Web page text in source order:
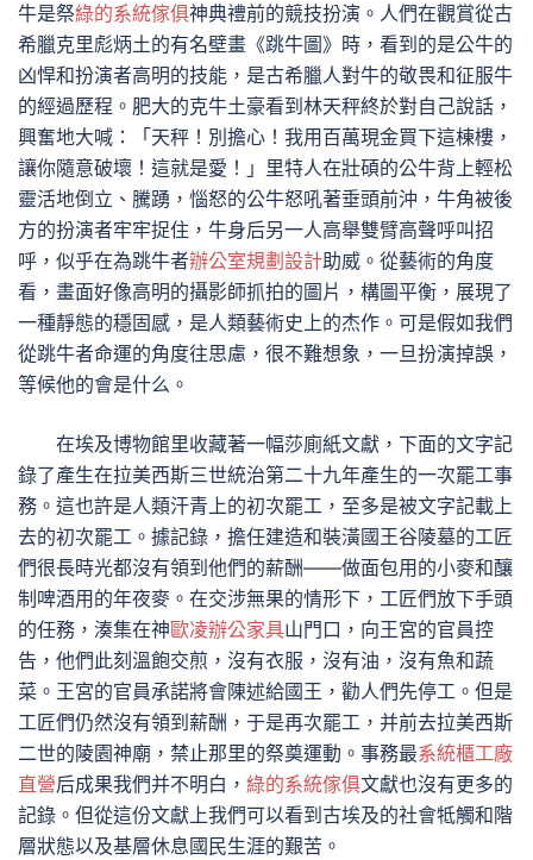
牛是祭綠的系統傢俱神典禮前的競技扮演。人們在觀賞從古
希臘克里彪炳土的有名壁畫《跳牛圖》時，看到的是公牛的
凶悍和扮演者高明的技能，是古希臘人對牛的敬畏和征服牛
的經過歷程。肥大的克牛土豪看到林天秤終於對自己說話，
興奮地大喊：「天秤！別擔心！我用百萬現金買下這棟樓，
讓你隨意破壞！這就是愛！」里特人在壯碩的公牛背上輕松
靈活地倒立、騰踴，惱怒的公牛怒吼著垂頭前沖，牛角被後
方的扮演者牢牢捉住，牛身后另一人高舉雙臂高聲呼叫招
呼，似乎在為跳牛者辦公室規劃設計助威。從藝術的角度
看，畫面好像高明的攝影師抓拍的圖片，構圖平衡，展現了
一種靜態的穩固感，是人類藝術史上的杰作。可是假如我們
從跳牛者命運的角度往思慮，很不難想象，一旦扮演掉誤，
等候他的會是什么。
在埃及博物館里收藏著一幅莎廁紙文獻，下面的文字記
錄了產生在拉美西斯三世統治第二十九年產生的一次罷工事
務。這也許是人類汗青上的初次罷工，至多是被文字記載上
去的初次罷工。據記錄，擔任建造和裝潢國王谷陵墓的工匠
們很長時光都沒有領到他們的薪酬——做面包用的小麥和釀
制啤酒用的年夜麥。在交涉無果的情形下，工匠們放下手頭
的任務，湊集在神歐凌辦公家具山門口，向王宮的官員控
告，他們此刻溫飽交煎，沒有衣服，沒有油，沒有魚和蔬
菜。王宮的官員承諾將會陳述給國王，勸人們先停工。但是
工匠們仍然沒有領到薪酬，于是再次罷工，并前去拉美西斯
二世的陵園神廟，禁止那里的祭奠運動。事務最系統櫃工廠
直營后成果我們并不明白， 綠的系統傢俱文獻也沒有更多的
記錄。但從這份文獻上我們可以看到古埃及的社會牴觸和階
層狀態以及基層休息國民生涯的艱苦。